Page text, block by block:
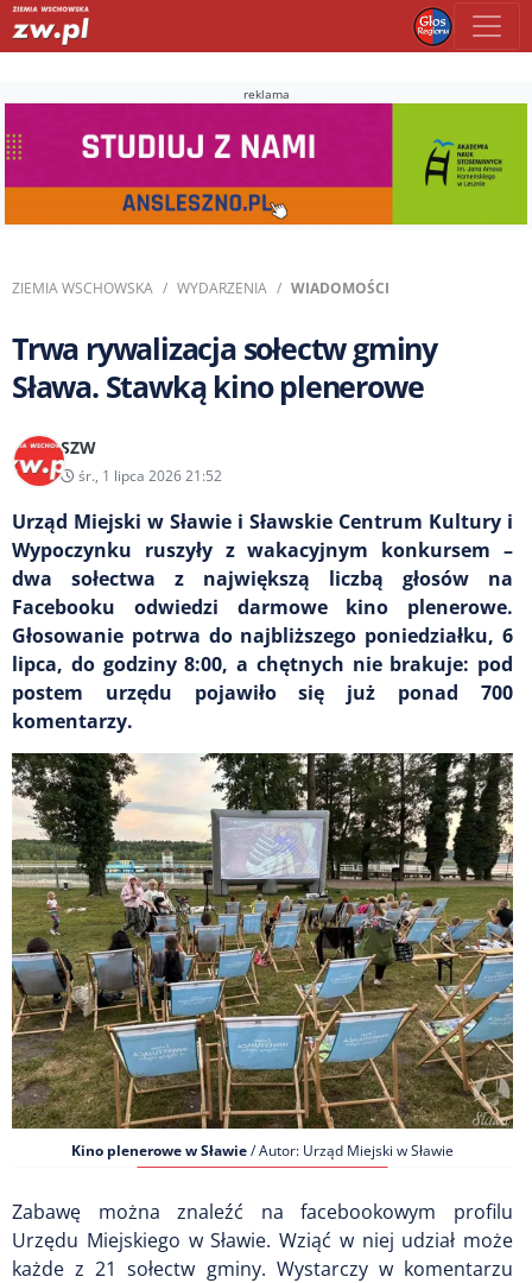
reklama
ZIEMIA WSCHOWSKA WYDARZENIA WIADOMOŚCI
Trwa rywalizacja sołectw gminy
Sława. Stawką kino plenerowe
SZW
śr., 1 lipca 2026 21:52
Urząd Miejski w Sławie i Sławskie Centrum Kultury i
Wypoczynku ruszyły z wakacyjnym konkursem –
dwa sołectwa z największą liczbą głosów na
Facebooku odwiedzi darmowe kino plenerowe.
Głosowanie potrwa do najbliższego poniedziałku, 6
lipca, do godziny 8:00, a chętnych nie brakuje: pod
postem urzędu pojawiło się już ponad 700
komentarzy.
Kino plenerowe w Sławie/ Autor: Urząd Miejski w Sławie
Zabawę można znaleźć na facebookowym profilu
Urzędu Miejskiego w Sławie. Wziąć w niej udział może
każde z 21 sołectw gminy. Wystarczy w komentarzu